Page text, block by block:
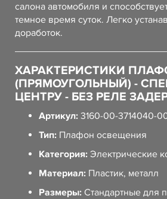
салона автомобиля и
темное время суток. Легко
доработок.
ХАРАКТЕРИСТИКИ
(ПРЯМОУГОЛЬНЫЙ) -
ЦЕНТРУ - БЕЗ РЕЛЕ
Артикул: 3160-00-3714040-
Тип: Плафон освещения
Категория: Электрические
Материал: Пластик, металл
Размеры: Стандартные для